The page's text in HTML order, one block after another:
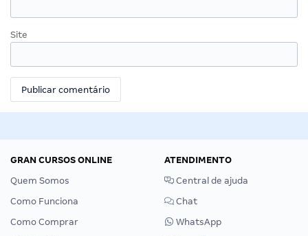
Site
GRAN CURSOS ONLINE
Quem Somos
Como Funciona
Como Comprar
ATENDIMENTO
Central de ajuda
Chat
WhatsApp